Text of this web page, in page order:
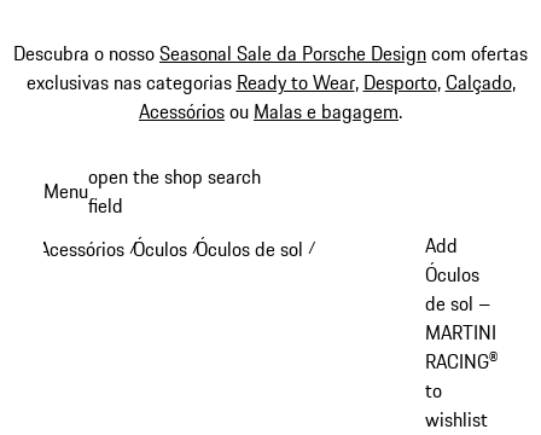
Descubra o nossoSeasonal Sale da Porsche Designcom ofertas
exclusivas nas categorias Ready to Wear, Desporto,Calçado,
Acessóriosou Malas e bagagem.
conteúdo
Menuopen the shop search
field
Acessórios /Óculos /Óculos de sol /
Add
Óculos
de sol –
MARTINI
RACING®
to
wishlist